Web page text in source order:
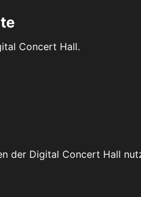
Concert Hall.
der Digital Concert Hall